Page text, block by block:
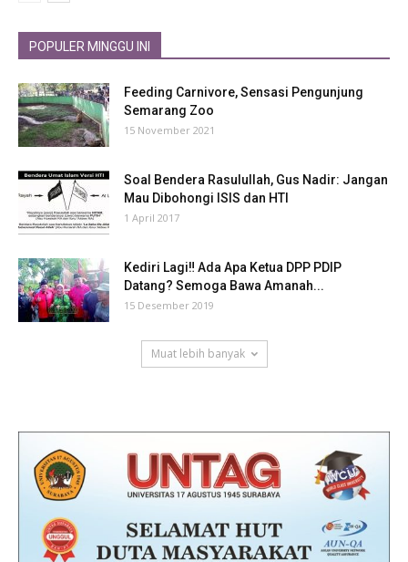
POPULER MINGGU INI
Feeding Carnivore, Sensasi Pengunjung
Semarang Zoo
15 November 2021
Soal Bendera Rasulullah, Gus Nadir: Jangan
Mau Dibohongi ISIS dan HTI
1 April 2017
Kediri Lagi‼ Ada Apa Ketua DPP PDIP
Datang? Semoga Bawa Amanah...
15 Desember 2019
Muat lebih banyak